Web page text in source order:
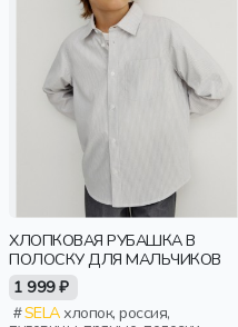
ХЛОПКОВАЯ РУБАШКА В
ПОЛОСКУ ДЛЯ МАЛЬЧИКОВ
1 999 ₽
SELAхлопок, россия,